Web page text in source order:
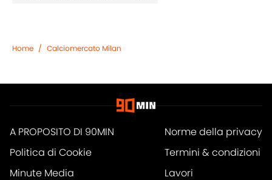
Home / Calciomercato Milan
A PROPOSITO DI 90MIN
Norme della privacy
Politica di Cookie
Termini & condizioni
Minute Media
Lavori